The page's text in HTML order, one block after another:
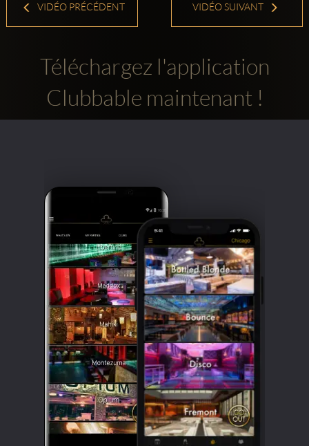
VIDÉO PRÉCÉDENT VIDÉO SUIVANT
Téléchargez l'application
Clubbable maintenant !